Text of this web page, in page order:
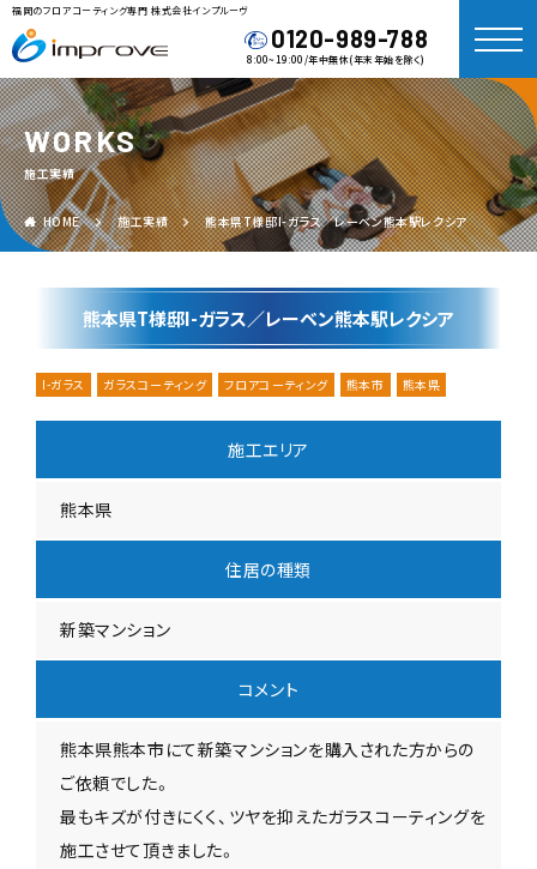
福岡のフロアコーティング専門 株式会社インプルーヴ
0120-989-788
8:00~19:00/年中無休(年末年始を除く)
WORKS
施工実績
HOME 施工実績 熊本県T様邸I-ガラス／レーベン熊本駅レクシア
熊本県T様邸I-ガラス／レーベン熊本駅レクシア
I-ガラス ガラスコーティング フロアコーティング 熊本市 熊本県
施工エリア
熊本県
住居の種類
新築マンション
コメント
熊本県熊本市にて新築マンションを購入された方からの
ご依頼でした。
最もキズが付きにくく、ツヤを抑えたガラスコーティングを
施工させて頂きました。